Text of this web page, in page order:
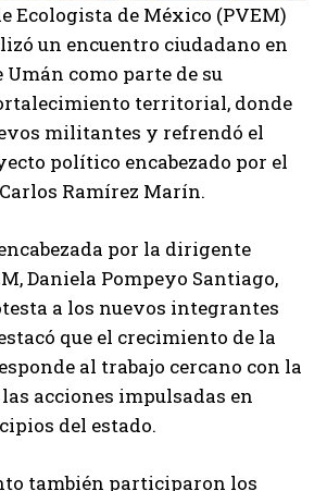
Ecologista de México (PVEM)
un encuentro ciudadano en
como parte de su
territorial, donde
militantes y refrendó el
político encabezado por el
Ramírez Marín.
por la dirigente
Daniela Pompeyo Santiago,
a los nuevos integrantes
que el crecimiento de la
al trabajo cercano con la
acciones impulsadas en
del estado.
también participaron los